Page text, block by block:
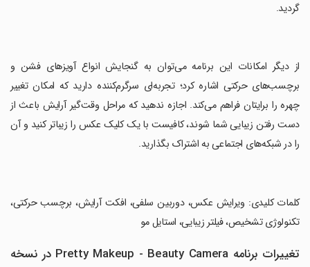
گردید.
‏از دیگر امکانات این برنامه می‌توان به گنجایش انواع آویزهای فشن و
برچسب‌های حرکتی اشاره کرد؛ تجربه‌ای سرگرم‌کننده دارید که امکان تغییر
چهره را برایتان فراهم می‌کند. اجازه ندهید که مراحل وقت‌گیر آرایش باعث از
دست رفتن زیبایی شما شوند، کافیست با یک کلیک عکس‌ را زیباتر کنید و آن
را در شبکه‌های اجتماعی به اشتراک بگذارید.
‏کلمات کلیدی: ویرایش عکس، دوربین سلفی، افکت آرایش، برچسب حرکتی،
تکنولوژی تشخیص، فیلتر زیبایی، استایل مو
تغییرات برنامه Pretty Makeup - Beauty Camera در نسخه